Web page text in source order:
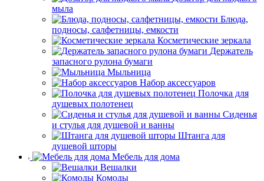
мыла
Блюда,
подносы, салфетницы, емкости
Косметические зеркала
Держатель
запасного рулона бумаги
Мыльница
Набор аксессуаров
Полочка для
душевых полотенец
Сиденья
и стулья для душевой и ванны
Штанга для
душевой шторы
Мебель для дома
Вешалки
Комоды